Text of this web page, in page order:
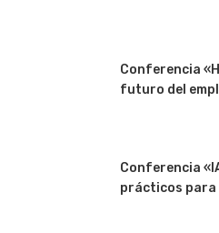
Conferencia
futuro del
Conferencia
prácticos para